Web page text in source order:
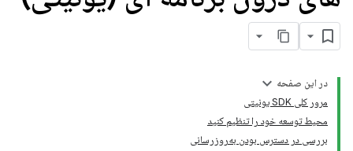
در این صفحه
مرور کلی SDK یونیتی
محیط توسعه خود را تنظیم کنید
بررسی در دسترس بودن به‌روزرسانی